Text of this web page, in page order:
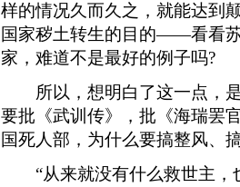
样的情况久而久之，就能达到
国家秽土转生的目的——看看
家，难道不是最好的例子吗?
所以，想明白了这一点，是
要批《武训传》，批《海瑞罢
国死人部，为什么要搞整风、
“从来就没有什么救世主，